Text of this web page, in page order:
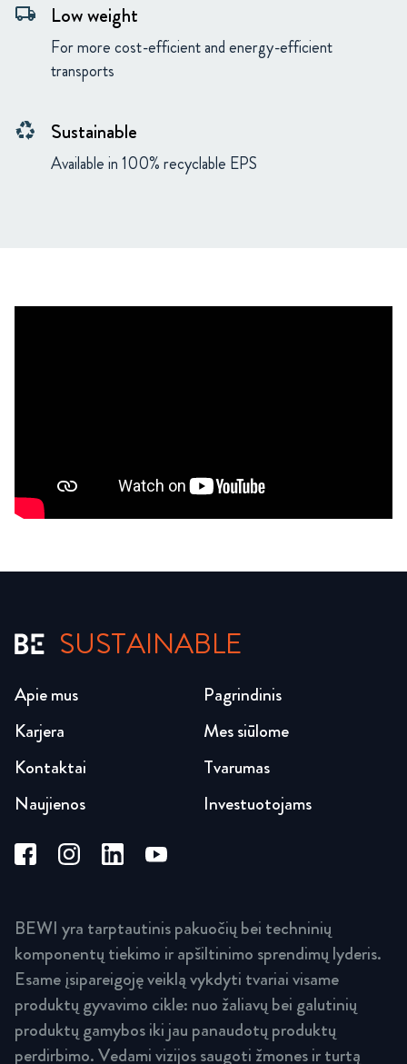
local_shipping Low weight
For more cost-efficient and energy-efficient
transports
recycling Sustainable
Available in 100% recyclable EPS
SUSTAINABLE
Pagrindinis
Mes siūlome
Tvarumas
Investuotojams
Karjera
Kontaktai
Naujienos
Apie mus
BEWI yra tarptautinis pakuočių bei techninių
komponentų tiekimo ir apšiltinimo sprendimų lyderis.
Esame įsipareigoję veiklą vykdyti tvariai visame
produktų gyvavimo cikle: nuo žaliavų bei galutinių
produktų gamybos iki jau panaudotų produktų
perdirbimo. Vedami vizijos saugoti žmones ir turtą